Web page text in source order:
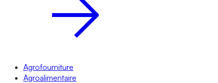
Agrofourniture
Agroalimentaire